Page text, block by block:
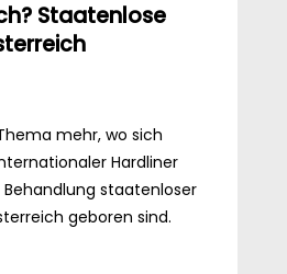
Staatenlose
mehr, wo sich
Hardliner
staatenloser
geboren sind.